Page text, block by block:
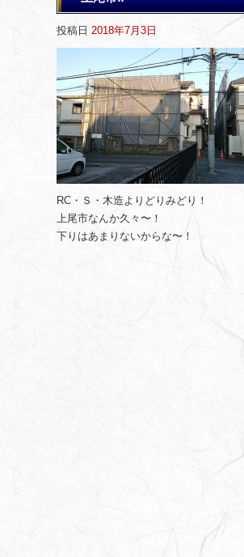
投稿日 2018年7月3日
RC・Ｓ・木造よりどりみどり！
上尾市なんか久々〜！
下りはあまりないからな〜！